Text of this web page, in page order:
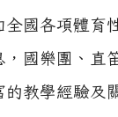
國各項體育
國樂團、直
教學經驗及